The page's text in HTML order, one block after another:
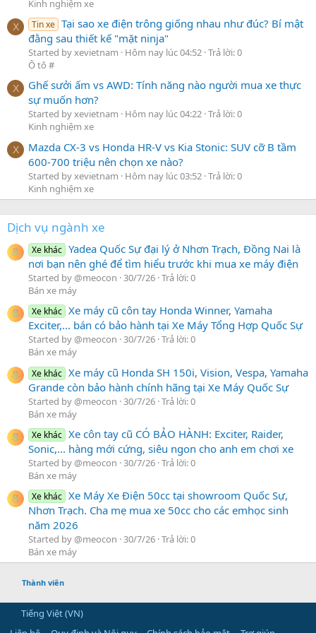
Kinh nghiệm xe
X Tin xe Tại sao xe điện trông giống nhau như đúc? Bí mật
đằng sau thiết kế "mặt ninja"
Started by xevietnam Hôm nay lúc 04:52 Trả lời: 0
Ô tô #
X
Ghế sưởi ấm vs AWD: Tính năng nào người mua xe thực
sự muốn hơn?
Started by xevietnam Hôm nay lúc 04:22 Trả lời: 0
Kinh nghiệm xe
X
Mazda CX-3 vs Honda HR-V vs Kia Stonic: SUV cỡ B tầm
600-700 triệu nên chọn xe nào?
Started by xevietnam Hôm nay lúc 03:52 Trả lời: 0
Kinh nghiệm xe
Dịch vụ ngành xe
Xe khác Yadea Quốc Sự đại lý ở Nhơn Trạch, Đồng Nai là
nơi bạn nên ghé để tìm hiểu trước khi mua xe máy điện
Started by @meocon 30/7/26 Trả lời: 0
Bán xe máy
Xe khác Xe máy cũ côn tay Honda Winner, Yamaha
Exciter,... bán có bảo hành tại Xe Máy Tổng Hợp Quốc Sự
Started by @meocon 30/7/26 Trả lời: 0
Bán xe máy
Xe khác Xe máy cũ Honda SH 150i, Vision, Vespa, Yamaha
Grande còn bảo hành chính hãng tại Xe Máy Quốc Sự
Started by @meocon 30/7/26 Trả lời: 0
Bán xe máy
Xe khác Xe côn tay cũ CÓ BẢO HÀNH: Exciter, Raider,
Sonic,... hàng mới cứng, siêu ngon cho anh em chơi xe
Started by @meocon 30/7/26 Trả lời: 0
Bán xe máy
Xe khác Xe Máy Xe Điện 50cc tại showroom Quốc Sự,
Nhơn Trạch. Cha mẹ mua xe 50cc cho các emhọc sinh
năm 2026
Started by @meocon 30/7/26 Trả lời: 0
Bán xe máy
Thành viên
Tiếng Việt (VN)